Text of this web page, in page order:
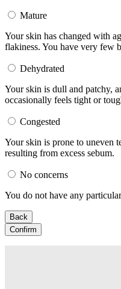
Mature
Your skin has changed with
flakiness. You have very few
Dehydrated
Your skin is dull and patchy,
occasionally feels tight or
Congested
Your skin is prone to uneven
resulting from excess sebum.
No concerns
You do not have any
Back
Confirm